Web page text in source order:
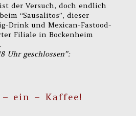
der Versuch, doch endlich
“Sausalitos”, dieser
Drink und Mexican-Fastood-
Filiale in Bockenheim
Uhr geschlossen”:
ein – Kaffee!